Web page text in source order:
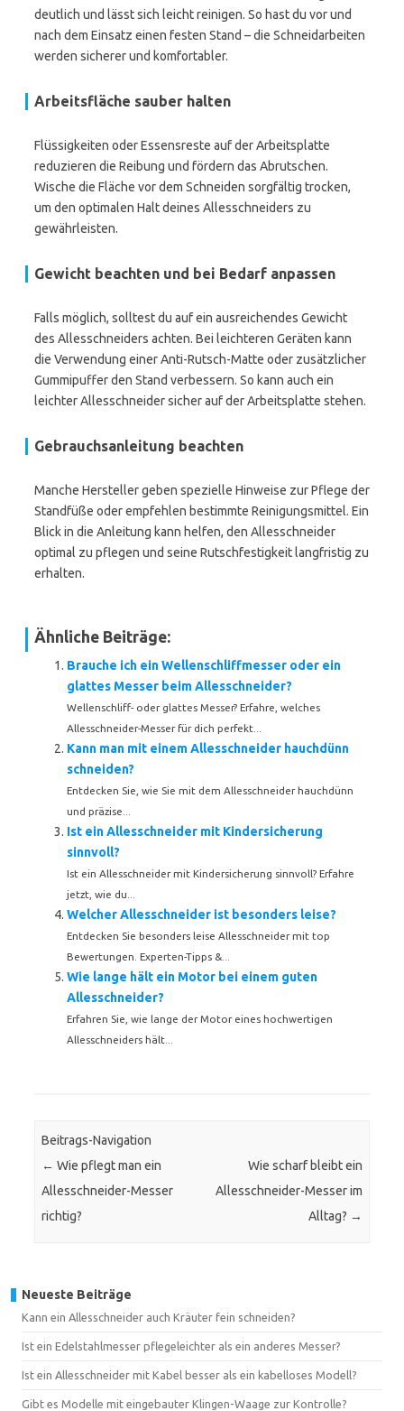
deutlich und lässt sich leicht reinigen. So hast du vor und
nach dem Einsatz einen festen Stand – die Schneidarbeiten
werden sicherer und komfortabler.
Arbeitsfläche sauber halten
Flüssigkeiten oder Essensreste auf der Arbeitsplatte
reduzieren die Reibung und fördern das Abrutschen.
Wische die Fläche vor dem Schneiden sorgfältig trocken,
um den optimalen Halt deines Allesschneiders zu
gewährleisten.
Gewicht beachten und bei Bedarf anpassen
Falls möglich, solltest du auf ein ausreichendes Gewicht
des Allesschneiders achten. Bei leichteren Geräten kann
die Verwendung einer Anti-Rutsch-Matte oder zusätzlicher
Gummipuffer den Stand verbessern. So kann auch ein
leichter Allesschneider sicher auf der Arbeitsplatte stehen.
Gebrauchsanleitung beachten
Manche Hersteller geben spezielle Hinweise zur Pflege der
Standfüße oder empfehlen bestimmte Reinigungsmittel. Ein
Blick in die Anleitung kann helfen, den Allesschneider
optimal zu pflegen und seine Rutschfestigkeit langfristig zu
erhalten.
Ähnliche Beiträge:
Brauche ich ein Wellenschliffmesser oder ein
glattes Messer beim Allesschneider?
Wellenschliff- oder glattes Messer? Erfahre, welches
Allesschneider-Messer für dich perfekt...
Kann man mit einem Allesschneider hauchdünn
schneiden?
Entdecken Sie, wie Sie mit dem Allesschneider hauchdünn
und präzise...
Ist ein Allesschneider mit Kindersicherung
sinnvoll?
Ist ein Allesschneider mit Kindersicherung sinnvoll? Erfahre
jetzt, wie du...
Welcher Allesschneider ist besonders leise?
Entdecken Sie besonders leise Allesschneider mit top
Bewertungen. Experten-Tipps &...
Wie lange hält ein Motor bei einem guten
Allesschneider?
Erfahren Sie, wie lange der Motor eines hochwertigen
Allesschneiders hält...
Beitrags-Navigation
← Wie pflegt man ein
Allesschneider-Messer
richtig?
Wie scharf bleibt ein
Allesschneider-Messer im
Alltag? →
Neueste Beiträge
Kann ein Allesschneider auch Kräuter fein schneiden?
Ist ein Edelstahlmesser pflegeleichter als ein anderes Messer?
Ist ein Allesschneider mit Kabel besser als ein kabelloses Modell?
Gibt es Modelle mit eingebauter Klingen-Waage zur Kontrolle?